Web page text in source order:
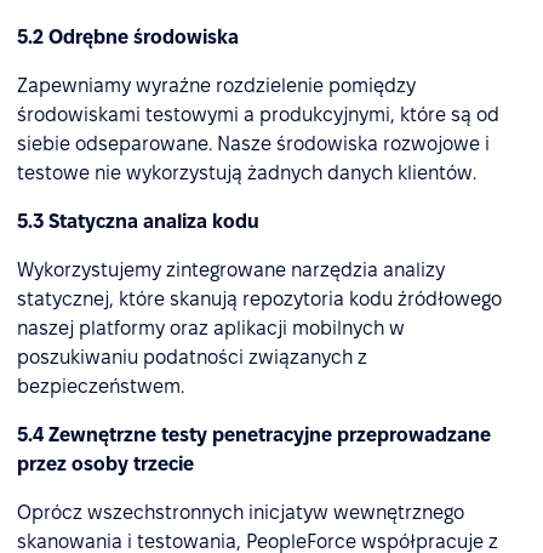
5.2 Odrębne środowiska
Zapewniamy wyraźne rozdzielenie pomiędzy
środowiskami testowymi a produkcyjnymi, które są od
siebie odseparowane. Nasze środowiska rozwojowe i
testowe nie wykorzystują żadnych danych klientów.
5.3 Statyczna analiza kodu
Wykorzystujemy zintegrowane narzędzia analizy
statycznej, które skanują repozytoria kodu źródłowego
naszej platformy oraz aplikacji mobilnych w
poszukiwaniu podatności związanych z
bezpieczeństwem.
5.4 Zewnętrzne testy penetracyjne przeprowadzane
przez osoby trzecie
Oprócz wszechstronnych inicjatyw wewnętrznego
skanowania i testowania, PeopleForce współpracuje z